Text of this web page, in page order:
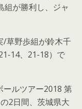
組が勝利し、ジャ
草野歩組が鈴木千
14、21-18）で
ルツアー2018 第
2日間、茨城県大